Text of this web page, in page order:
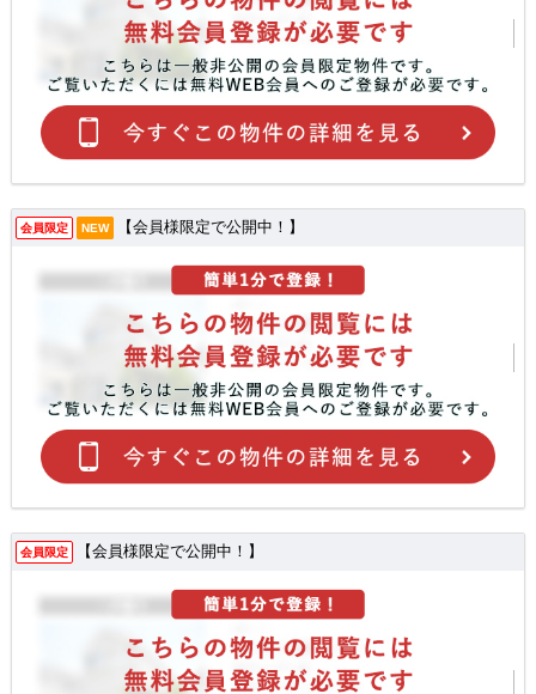
会員限定 NEW 【会員様限定で公開中！】
会員限定 【会員様限定で公開中！】